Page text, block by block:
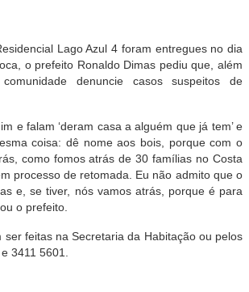
Lago Azul 4 foram entregues no dia
o prefeito Ronaldo Dimas pediu que, além
denuncie casos suspeitos de
e falam ‘deram casa a alguém que já tem’ e
coisa: dê nome aos bois, porque com o
como fomos atrás de 30 famílias no Costa
processo de retomada. Eu não admito que o
e, se tiver, nós vamos atrás, porque é para
o prefeito.
ser feitas na Secretaria da Habitação ou pelos
3411 5601.